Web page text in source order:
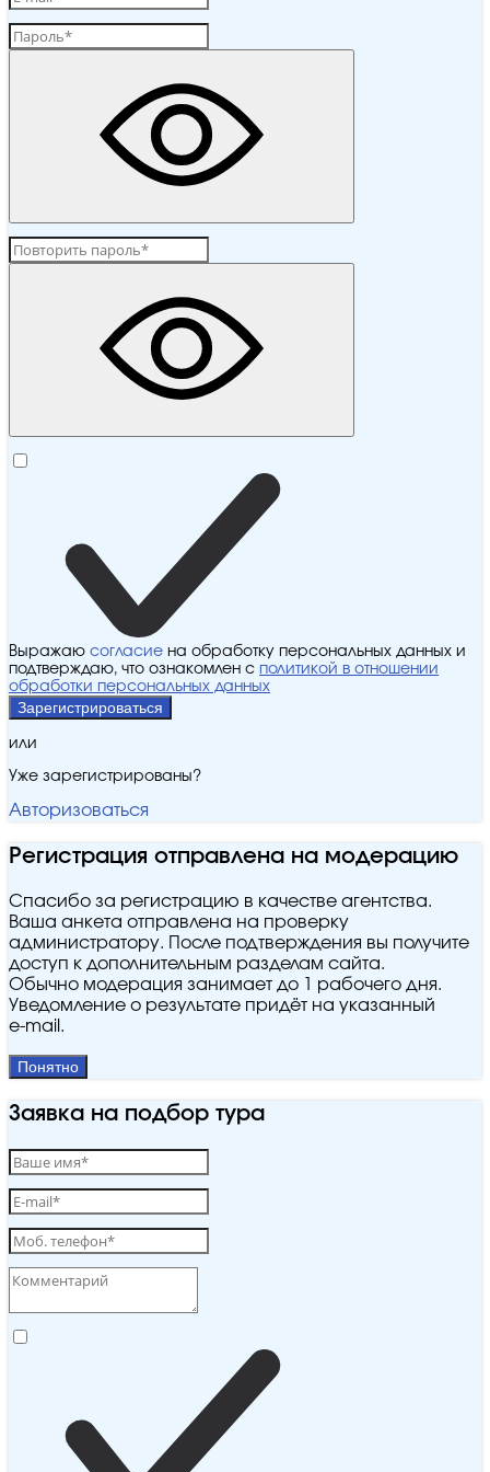
Выражаю согласие на обработку персональных данных и
подтверждаю, что ознакомлен с политикой в отношении
обработки персональных данных
Зарегистрироваться
или
Уже зарегистрированы?
Авторизоваться
Регистрация отправлена на модерацию
Спасибо за регистрацию в качестве агентства.
Ваша анкета отправлена на проверку
администратору. После подтверждения вы получите
доступ к дополнительным разделам сайта.
Обычно модерация занимает до 1 рабочего дня.
Уведомление о результате придёт на указанный
e‑mail.
Понятно
Заявка на подбор тура